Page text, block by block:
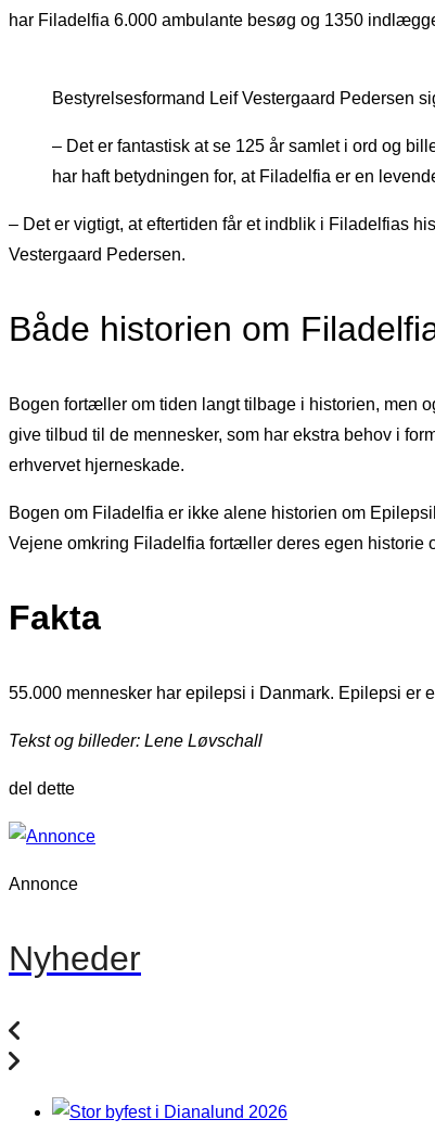
har Filadelfia 6.000 ambulante besøg og 1350
Bestyrelsesformand Leif Vestergaard Pedersen
– Det er fantastisk at se 125 år samlet i ord og
har haft betydningen for, at Filadelfia er en
– Det er vigtigt, at eftertiden får et indblik i Filadelfias
Vestergaard Pedersen.
Både historien om
Bogen fortæller om tiden langt tilbage i historien, men
give tilbud til de mennesker, som har ekstra behov i
erhvervet hjerneskade.
Bogen om Filadelfia er ikke alene historien om
Vejene omkring Filadelfia fortæller deres egen historie
Fakta
55.000 mennesker har epilepsi i Danmark. Epilepsi er
Tekst og billeder: Lene Løvschall
del dette
Annonce
Nyheder